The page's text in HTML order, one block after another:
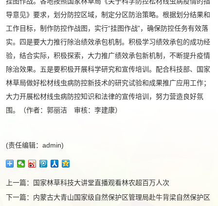
导意见》要求，划分防控区域，制定分区防治策略。根据划分结果和
工作目标，制作防控作战图，实行“挂图作战”，确保防控任务有效落
实。四是要大力推行除治绩效承包机制。积极学习绩效承包的成功经
验，结合实际，积极探索，大力推广绩效承包新机制，不断提升疫情
除治效果。五是要积极开展科学研究和宣传培训。配合科技部、国家
林草局做好松材线虫病防控新技术的研究试验和成果推广应用工作；
大力开展松材线虫病防控知识和法律的宣传培训，努力营造良好氛
围。（作者：郭丽洁 审核：李建康）
(责任编辑：admin)
上一篇：
国家林草科技大讲堂直播观看林农超百万人次
下一篇： 内蒙古大青山国家级自然保护区管理局赴牛背梁自然保护区